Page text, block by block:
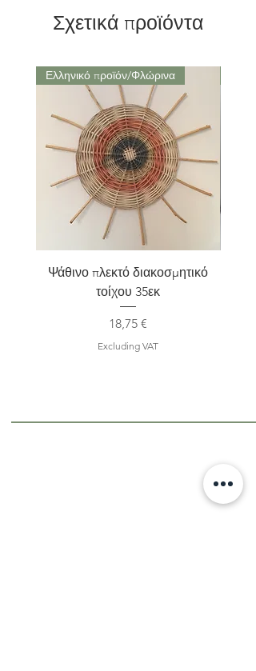
Σχετικά προϊόντα
Ελληνικό προϊόν/Φλώρινα
Ψάθινο πλεκτό διακοσμητικό
τοίχου 35εκ
Price
18,75 €
Excluding VAT